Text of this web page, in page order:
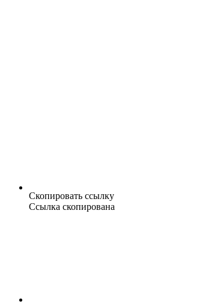
Скопировать ссылку
Ссылка скопирована